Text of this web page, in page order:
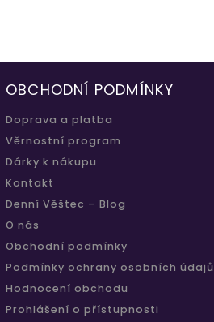
OBCHODNÍ PODMÍNKY
Doprava a platba
Věrnostní program
Dárky k nákupu
Kontakt
Denní Věštec – Blog
O nás
Obchodní podmínky
Podmínky ochrany osobních údajů
Hodnocení obchodu
Prohlášení o přístupnosti